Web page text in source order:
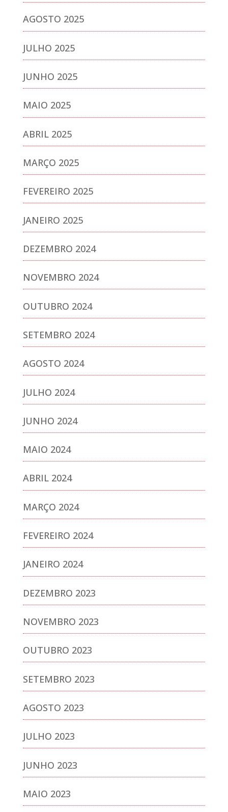
AGOSTO 2025
JULHO 2025
JUNHO 2025
MAIO 2025
ABRIL 2025
MARÇO 2025
FEVEREIRO 2025
JANEIRO 2025
DEZEMBRO 2024
NOVEMBRO 2024
OUTUBRO 2024
SETEMBRO 2024
AGOSTO 2024
JULHO 2024
JUNHO 2024
MAIO 2024
ABRIL 2024
MARÇO 2024
FEVEREIRO 2024
JANEIRO 2024
DEZEMBRO 2023
NOVEMBRO 2023
OUTUBRO 2023
SETEMBRO 2023
AGOSTO 2023
JULHO 2023
JUNHO 2023
MAIO 2023